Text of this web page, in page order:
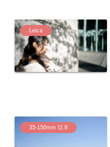
Leica
35-150mm f2.8